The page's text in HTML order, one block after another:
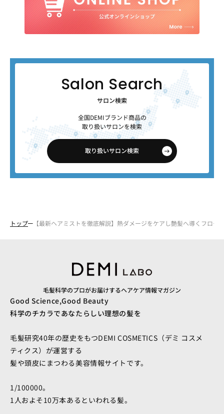
サロン検索
全国DEMIブランド商品の
取り扱いサロンを検索
取り扱いサロン検索
トップ 【最新ヘアミストを徹底解説】熱ダメージをケアし艶髪へ導くフロー
毛髪科学のプロがお届けするヘアケア情報マガジン
Good Science,Good Beauty
科学のチカラであなたらしい理想の髪を
毛髪研究40年の歴史をもつDEMI COSMETICS（デミ コスメ
ティクス）が運営する
髪や頭皮にまつわる美容情報サイトです。
1/100000。
1人およそ10万本あるといわれる髪。